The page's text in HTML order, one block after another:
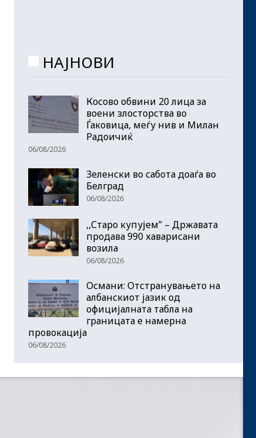
НАЈНОВИ
Косово обвини 20 лица за
воени злосторства во
Ѓаковица, меѓу нив и Милан
Радоичиќ
06/08/2026
Зеленски во сабота доаѓа во
Белград
06/08/2026
,,Старо купујем” – Државата
продава 990 хаварисани
возила
06/08/2026
Османи: Отстранувањето на
албанскиот јазик од
официјалната табла на
границата е намерна
провокација
06/08/2026